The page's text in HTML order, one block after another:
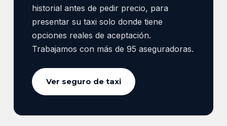
historial antes de pedir precio, para
presentar su taxi solo donde tiene
opciones reales de aceptación.
Trabajamos con más de 95 aseguradoras.
Ver seguro de taxi